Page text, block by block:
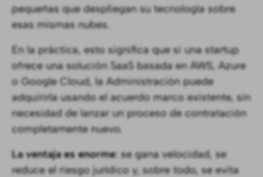
pequeñas que despliegan su tecnología sobre
esas mismas nubes.
En la práctica, esto significa que si una startup
ofrece una solución SaaS basada en AWS, Azure
o Google Cloud, la Administración puede
adquirirla usando el acuerdo marco existente, sin
necesidad de lanzar un proceso de contratación
completamente nuevo.
La ventaja es enorme: se gana velocidad, se
reduce el riesgo jurídico y, sobre todo, se evita